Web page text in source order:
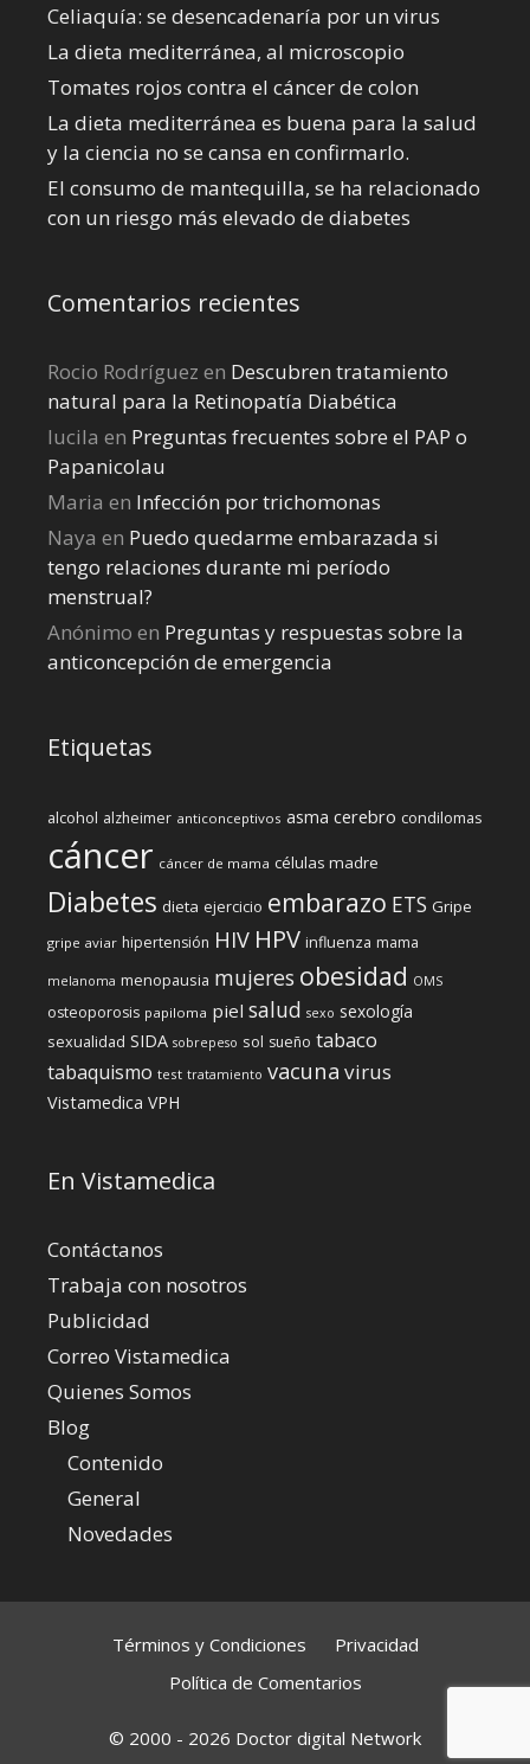
Celiaquía: se desencadenaría por un virus
La dieta mediterránea, al microscopio
Tomates rojos contra el cáncer de colon
La dieta mediterránea es buena para la salud
y la ciencia no se cansa en confirmarlo.
El consumo de mantequilla, se ha relacionado
con un riesgo más elevado de diabetes
Comentarios recientes
Rocio Rodríguez en Descubren tratamiento
natural para la Retinopatía Diabética
lucila en Preguntas frecuentes sobre el PAP o
Papanicolau
Maria en Infección por trichomonas
Naya en Puedo quedarme embarazada si
tengo relaciones durante mi perí­odo
menstrual?
Anónimo en Preguntas y respuestas sobre la
anticoncepción de emergencia
Etiquetas
alcohol alzheimer anticonceptivos asma cerebro condilomas
cáncer cáncer de mama células madre
Diabetes dieta ejercicio embarazo ETS Gripe
gripe aviar hipertensión HIV HPV influenza mama
melanoma menopausia mujeres obesidad OMS
osteoporosis papiloma piel salud sexo sexología
sexualidad SIDA sobrepeso sol sueño tabaco
tabaquismo test tratamiento vacuna virus
Vistamedica VPH
En Vistamedica
Contáctanos
Trabaja con nosotros
Publicidad
Correo Vistamedica
Quienes Somos
Blog
Contenido
General
Novedades
Términos y Condiciones
Privacidad
Política de Comentarios
© 2000 - 2026 Doctor digital Network